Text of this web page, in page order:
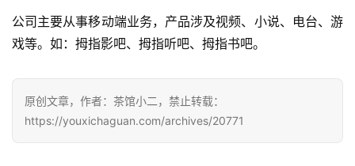
界
游
戏
公司主要从事移动端业务，产品涉及视频、小说、电台、游
戏等。如：拇指影吧、拇指听吧、拇指书吧。
原创文章，作者：茶馆小二，禁止转载：
https://youxichaguan.com/archives/20771